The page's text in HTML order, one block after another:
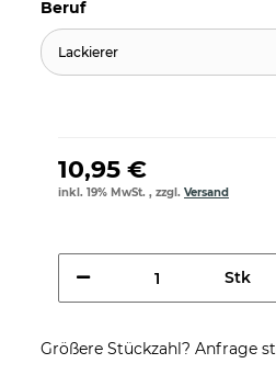
Beruf
Lackierer
10,95 €
inkl. 19% MwSt. , zzgl. Versand
Stk
Größere Stückzahl? Anfrage